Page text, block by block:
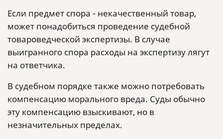
Если предмет спора - некачественный товар,
может понадобиться проведение судебной
товароведческой экспертизы. В случае
выигранного спора расходы на экспертизу лягут
на ответчика.
В судебном порядке также можно потребовать
компенсацию морального вреда. Суды обычно
эту компенсацию взыскивают, но в
незначительных пределах.